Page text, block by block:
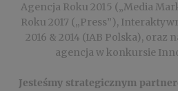
Agencja Roku 2015 („Media
Roku 2017 („Press”),
2016 & 2014 (IAB Polska), oraz
agencja w konkursie
Jesteśmy strategicznym